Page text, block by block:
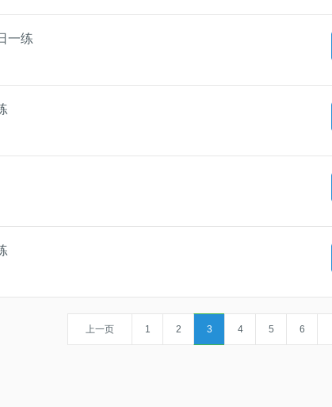
一练
上一页 1 2 3 4 5 6